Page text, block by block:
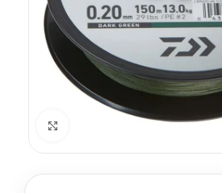
Spustelėkite norėdami padidinti